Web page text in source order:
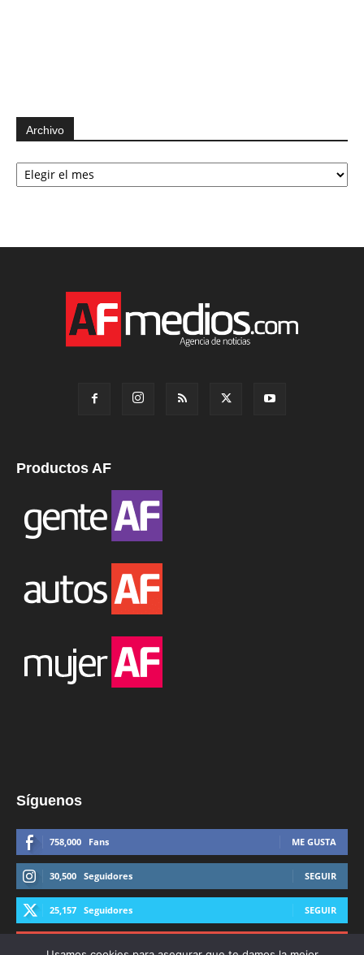
Archivo
Archivo
Productos AF
Síguenos
758,000 Fans ME GUSTA
30,500 Seguidores SEGUIR
25,157 Seguidores SEGUIR